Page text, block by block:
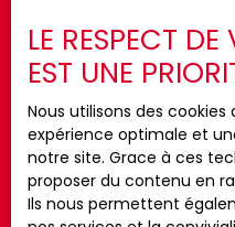
L223-1 du code de
Internet
adressé à :
Société Worldline,
BLOIS CEDEX.
Pour en savoir plus
données
LE RESPECT
EST UNE
Nous utilisons des
expérience optimale et
notre site. Grace à ces
proposer du contenu en
Ils nous permettent